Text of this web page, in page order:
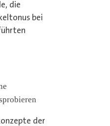
die
bei
der